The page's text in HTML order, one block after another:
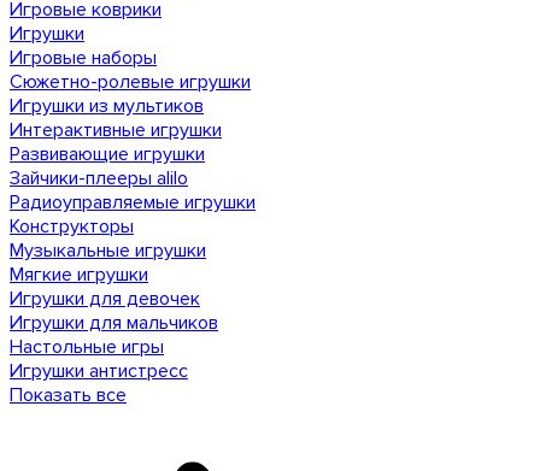
Игровые коврики
Игрушки
Игровые наборы
Сюжетно-ролевые игрушки
Игрушки из мультиков
Интерактивные игрушки
Развивающие игрушки
Зайчики-плееры alilo
Радиоуправляемые игрушки
Конструкторы
Музыкальные игрушки
Мягкие игрушки
Игрушки для девочек
Игрушки для мальчиков
Настольные игры
Игрушки антистресс
Показать все